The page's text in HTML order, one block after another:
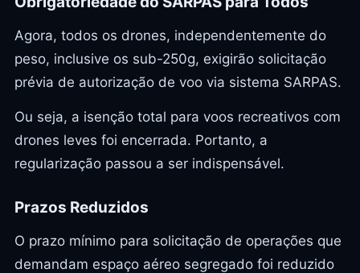
Agora, todos os drones, independentemente do
peso, inclusive os sub-250g, exigirão solicitação
prévia de autorização de voo via sistema SARPAS.
Ou seja, a isenção total para voos recreativos com
drones leves foi encerrada. Portanto, a
regularização passou a ser indispensável.
Prazos Reduzidos
O prazo mínimo para solicitação de operações que
demandam espaço aéreo segregado foi reduzido